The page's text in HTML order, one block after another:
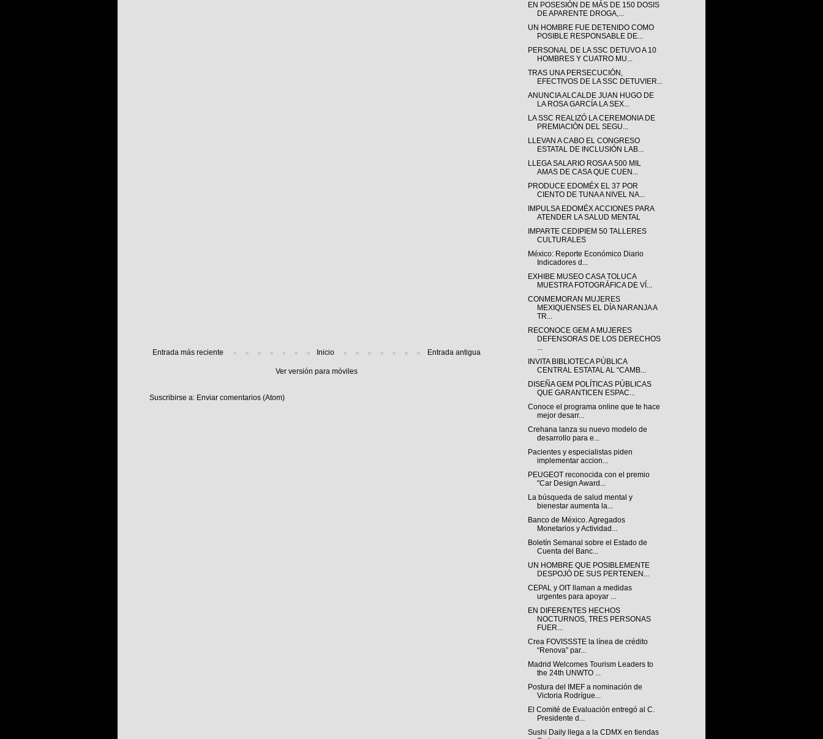
Entrada más reciente Entrada antigua
Inicio
Ver versión para móviles
Suscribirse a: Enviar comentarios (Atom)
EN POSESIÓN DE MÁS DE 150 DOSIS
DE APARENTE DROGA,...
UN HOMBRE FUE DETENIDO COMO
POSIBLE RESPONSABLE DE...
PERSONAL DE LA SSC DETUVO A 10
HOMBRES Y CUATRO MU...
TRAS UNA PERSECUCIÓN,
EFECTIVOS DE LA SSC DETUVIER...
ANUNCIA ALCALDE JUAN HUGO DE
LA ROSA GARCÍA LA SEX...
LA SSC REALIZÓ LA CEREMONIA DE
PREMIACIÓN DEL SEGU...
LLEVAN A CABO EL CONGRESO
ESTATAL DE INCLUSIÓN LAB...
LLEGA SALARIO ROSA A 500 MIL
AMAS DE CASA QUE CUEN...
PRODUCE EDOMÉX EL 37 POR
CIENTO DE TUNA A NIVEL NA...
IMPULSA EDOMÉX ACCIONES PARA
ATENDER LA SALUD MENTAL
IMPARTE CEDIPIEM 50 TALLERES
CULTURALES
México: Reporte Económico Diario
Indicadores d...
EXHIBE MUSEO CASA TOLUCA
MUESTRA FOTOGRÁFICA DE VÍ...
CONMEMORAN MUJERES
MEXIQUENSES EL DÍA NARANJA A
TR...
RECONOCE GEM A MUJERES
DEFENSORAS DE LOS DERECHOS
...
INVITA BIBLIOTECA PÚBLICA
CENTRAL ESTATAL AL “CAMB...
DISEÑA GEM POLÍTICAS PÚBLICAS
QUE GARANTICEN ESPAC...
Conoce el programa online que te hace
mejor desarr...
Crehana lanza su nuevo modelo de
desarrollo para e...
Pacientes y especialistas piden
implementar accion...
PEUGEOT reconocida con el premio
"Car Design Award...
La búsqueda de salud mental y
bienestar aumenta la...
Banco de México. Agregados
Monetarios y Actividad...
Boletín Semanal sobre el Estado de
Cuenta del Banc...
UN HOMBRE QUE POSIBLEMENTE
DESPOJÓ DE SUS PERTENEN...
CEPAL y OIT llaman a medidas
urgentes para apoyar ...
EN DIFERENTES HECHOS
NOCTURNOS, TRES PERSONAS
FUER...
Crea FOVISSSTE la línea de crédito
“Renova” par...
Madrid Welcomes Tourism Leaders to
the 24th UNWTO ...
Postura del IMEF a nominación de
Victoria Rodrígue...
El Comité de Evaluación entregó al C.
Presidente d...
Sushi Daily llega a la CDMX en tiendas